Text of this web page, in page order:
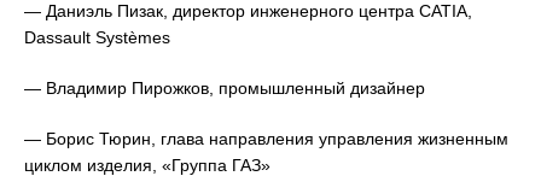
— Даниэль Пизак, директор инженерного центра CATIA,
Dassault Systèmes
— Владимир Пирожков, промышленный дизайнер
— Борис Тюрин, глава направления управления жизненным
циклом изделия, «Группа ГАЗ»